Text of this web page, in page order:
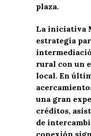
plaza.
La iniciativa
estrategia
rural con un
local. En
una gran
créditos,
de
conexión